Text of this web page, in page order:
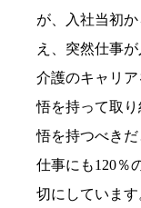
が、入社当初
え、突然仕事
介護のキャリ
悟を持って取
悟を持つべき
仕事にも120％
切にしていま